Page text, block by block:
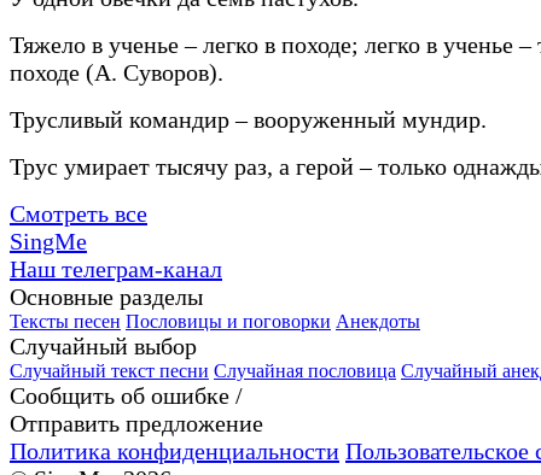
Тяжело в ученье – легко в походе; легко в ученье –
походе (А. Суворов).
Трусливый командир – вооруженный мундир.
Трус умирает тысячу раз, а герой – только
Смотреть все
SingMe
Наш телеграм-канал
Основные разделы
Тексты песен Пословицы и поговорки Анекдоты
Случайный выбор
Случайный текст песни Случайная пословица Случайный
Сообщить об ошибке /
Отправить предложение
Политика конфиденциальности Пользовательское